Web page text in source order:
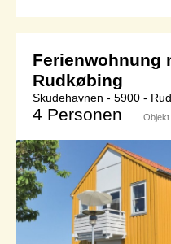
Ferienwohnung
Rudkøbing
Skudehavnen - 5900 -
4 Personen Objekt